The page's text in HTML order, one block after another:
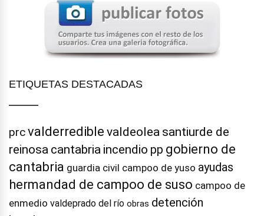
ETIQUETAS DESTACADAS
prcvalderredible valdeolea santiurde de
reinosa cantabria incendio pp gobierno de
cantabria guardia civil campoo de yuso ayudas
hermandad de campoo de suso campoo de
enmedio valdeprado del río obras detención